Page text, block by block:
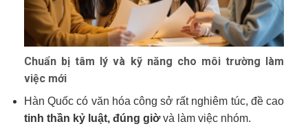
Chuẩn bị tâm lý và kỹ năng cho môi trường làm
việc mới
Hàn Quốc có văn hóa công sở rất nghiêm túc, đề cao
tinh thần kỷ luật, đúng giờvà làm việc nhóm.